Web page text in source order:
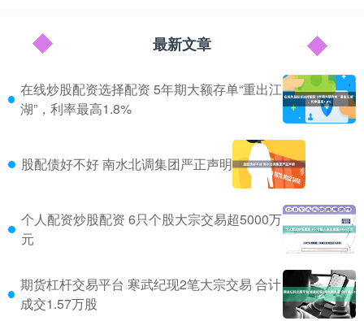
最新文章
在线炒股配资选择配资 5年期大额存单“重出江
湖”，利率最高1.8%
股配债好不好 南水北调集团严正声明
个人配资炒股配资 6只个股大宗交易超5000万
元
期货杠杆交易平台 寒武纪现2笔大宗交易 合计
成交1.57万股